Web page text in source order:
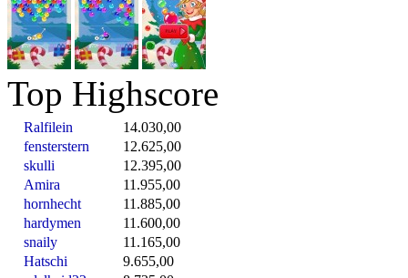
Top Highscore
Ralfilein
14.030,00
fensterstern
12.625,00
skulli
12.395,00
Amira
11.955,00
hornhecht
11.885,00
hardymen
11.600,00
snaily
11.165,00
Hatschi
9.655,00